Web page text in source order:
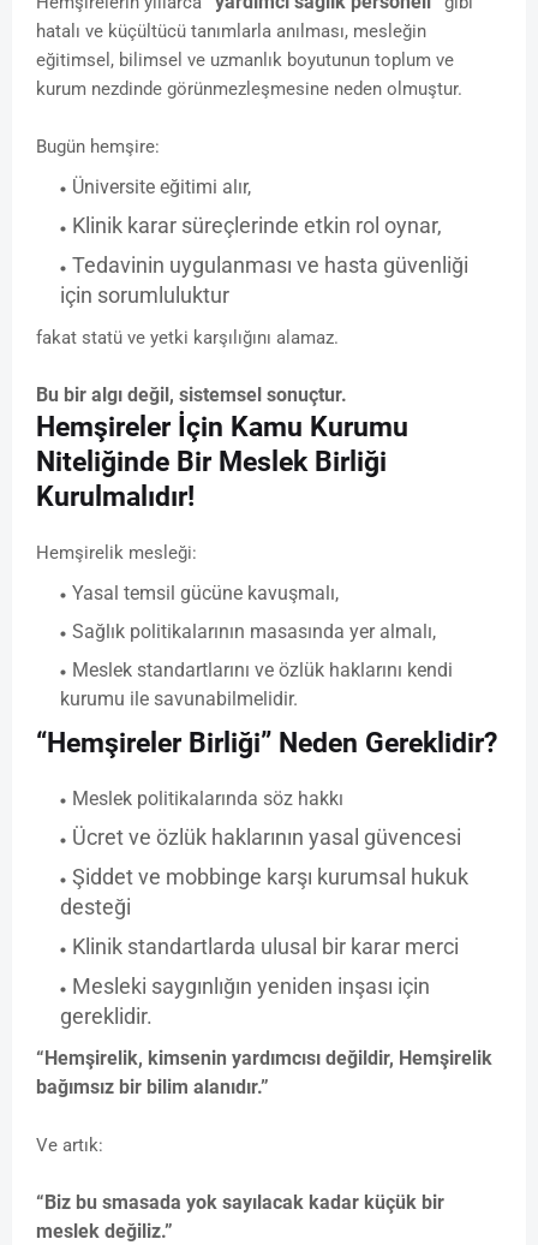
hatalı ve küçültücü tanımlarla anılması, mesleğin
eğitimsel, bilimsel ve uzmanlık boyutunun toplum ve
kurum nezdinde görünmezleşmesine neden olmuştur.
Bugün hemşire:
Üniversite eğitimi alır,
Klinik karar süreçlerinde etkin rol oynar,
Tedavinin uygulanması ve hasta güvenliği
için sorumluluktur
fakat statü ve yetki karşılığını alamaz.
Bu bir algı değil, sistemsel sonuçtur.
Hemşireler İçin Kamu Kurumu
Niteliğinde Bir Meslek Birliği
Kurulmalıdır!
Hemşirelik mesleği:
Yasal temsil gücüne kavuşmalı,
Sağlık politikalarının masasında yer almalı,
Meslek standartlarını ve özlük haklarını kendi
kurumu ile savunabilmelidir.
“Hemşireler Birliği” Neden Gereklidir?
Meslek politikalarında söz hakkı
Ücret ve özlük haklarının yasal güvencesi
Şiddet ve mobbinge karşı kurumsal hukuk
desteği
Klinik standartlarda ulusal bir karar merci
Mesleki saygınlığın yeniden inşası için
gereklidir.
“Hemşirelik, kimsenin yardımcısı değildir, Hemşirelik
bağımsız bir bilim alanıdır.”
Ve artık:
“Biz bu smasada yok sayılacak kadar küçük bir
meslek değiliz.”